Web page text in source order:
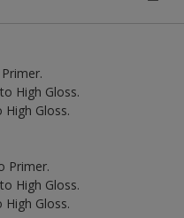
High Gloss.
Gloss.
Primer.
High Gloss.
Gloss.